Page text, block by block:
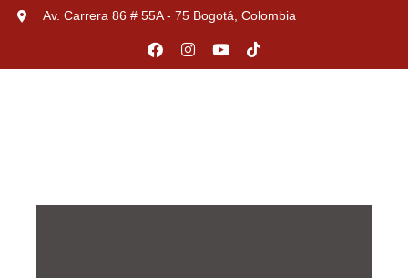
Av. Carrera 86 # 55A - 75 Bogotá, Colombia